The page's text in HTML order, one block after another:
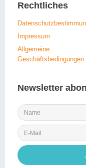
Rechtliches
Impressum
Allgemeine
Geschäftsbedingungen
Newsletter